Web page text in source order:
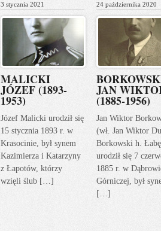
3 stycznia 2021
MALICKI
JÓZEF (1893-
1953)
Józef Malicki urodził się
15 stycznia 1893 r. w
Krasocinie, był synem
Kazimierza i Katarzyny
z Łapotów, którzy
wzięli ślub […]
24 października 2020
JAN
(1885-1956)
Jan Wiktor
(wł. Jan Wiktor
Borkowski h.
urodził się 7
1885 r. w
Górniczej, był
[…]